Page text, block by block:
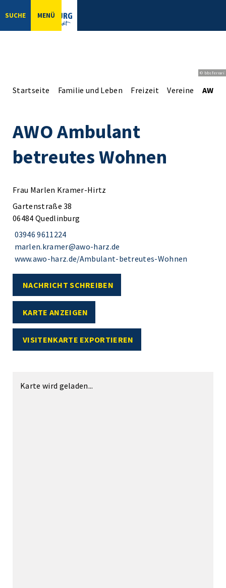
SUCHE MENÜ
© bbsferrari
Startseite Familie und Leben Freizeit Vereine AWO
AWO Ambulant
betreutes Wohnen
Frau Marlen Kramer-Hirtz
Gartenstraße 38
06484 Quedlinburg
03946 9611224
marlen.kramer@awo-harz.de
www.awo-harz.de/Ambulant-betreutes-Wohnen
NACHRICHT SCHREIBEN
KARTE ANZEIGEN
VISITENKARTE EXPORTIEREN
Karte wird geladen...